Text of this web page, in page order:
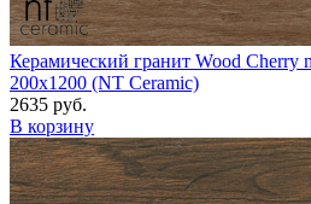
Керамический гранит Wood
200x1200 (NT Ceramic)
2635 руб.
В корзину